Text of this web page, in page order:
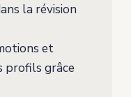
la révision
et
profils grâce